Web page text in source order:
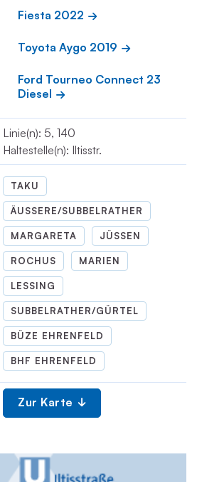
Fiesta 2022
Toyota Aygo 2019
Ford Tourneo Connect 23
Diesel
Linie(n): 5, 140
Haltestelle(n): Iltisstr.
TAKU
ÄUSSERE/SUBBELRATHER
MARGARETA JÜSSEN
ROCHUS MARIEN
LESSING
SUBBELRATHER/GÜRTEL
BÜZE EHRENFELD
BHF EHRENFELD
Zur Karte